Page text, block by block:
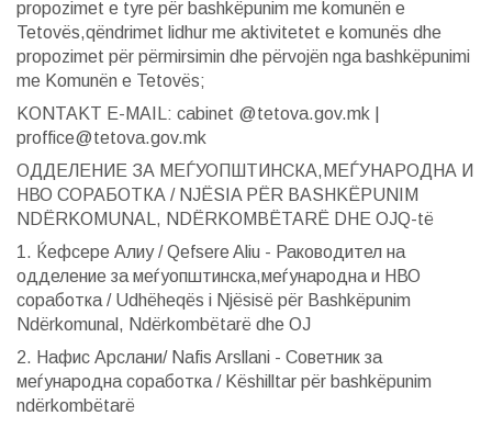
propozimet e tyre për bashkëpunim me komunën e
Tetovës,qëndrimet lidhur me aktivitetet e komunës dhe
propozimet për përmirsimin dhe përvojën nga bashkëpunimi
me Komunën e Tetovës;
KONTAKT E-MAIL: cabinet @tetova.gov.mk |
proffice@tetova.gov.mk
ОДДЕЛЕНИЕ ЗА МЕЃУОПШТИНСКА,МЕЃУНАРОДНА И
НВО СОРАБОТКА / NJËSIA PËR BASHKËPUNIM
NDËRKOMUNAL, NDËRKOMBËTARË DHE OJQ-të
1. Ќефсере Алиу / Qefsere Aliu - Раководител на
одделение за меѓуопштинска,меѓународна и НВО
соработка / Udhëheqës i Njësisë për Bashkëpunim
Ndërkomunal, Ndërkombëtarë dhe OJ
2. Нафис Арслани/ Nafis Arsllani - Советник за
меѓународна соработка / Këshilltar për bashkëpunim
ndërkombëtarë